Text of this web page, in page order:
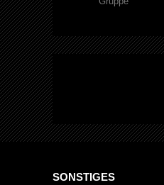
SONSTIGES